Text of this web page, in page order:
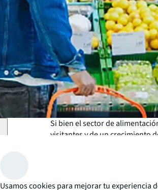
Si bien el sector de
visitantes y de un crecimiento
ingresos por ventas está
económica y al poder
Usamos cookies para mejorar tu experiencia